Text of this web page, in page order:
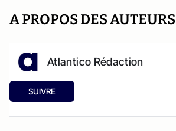
A PROPOS DES AUTEURS
Atlantico Rédaction
SUIVRE